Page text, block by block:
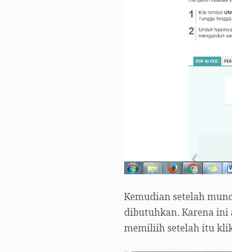
Kemudian setelah
dibutuhkan. Karena ini
memiliih setelah itu